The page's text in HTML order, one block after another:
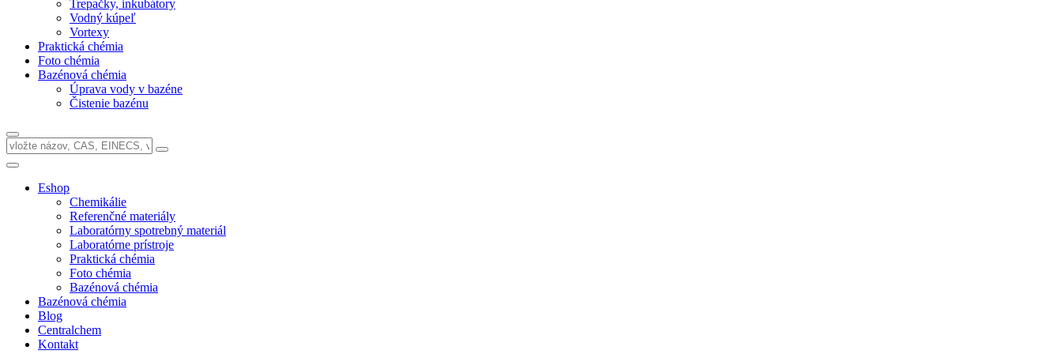
Trepačky, inkubátory
Vodný kúpeľ
Vortexy
Praktická chémia
Foto chémia
Bazénová chémia
Úprava vody v bazéne
Čistenie bazénu
Eshop
Chemikálie
Referenčné materiály
Laboratórny spotrebný materiál
Laboratórne prístroje
Praktická chémia
Foto chémia
Bazénová chémia
Bazénová chémia
Blog
Centralchem
Kontakt